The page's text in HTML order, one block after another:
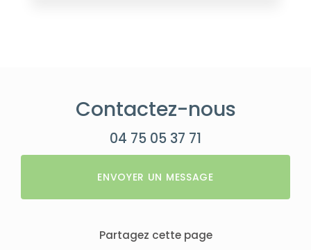
Contactez-nous
04 75 05 37 71
ENVOYER UN MESSAGE
Partagez cette page